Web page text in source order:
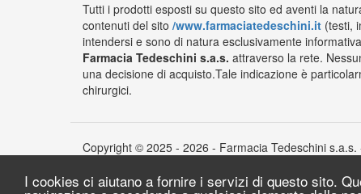
I cookies ci aiutano a fornire i servizi di questo sito.
Tutti i prodotti esposti su questo sito ed aventi la
contenuti del sito /www.farmaciatedeschini.it (testi,
intendersi e sono di natura esclusivamente
Farmacia Tedeschini s.a.s. attraverso la rete.
una decisione di acquisto.Tale indicazione è
chirurgici.
Copyright © 2025 - 2026 - Farmacia Tedeschini